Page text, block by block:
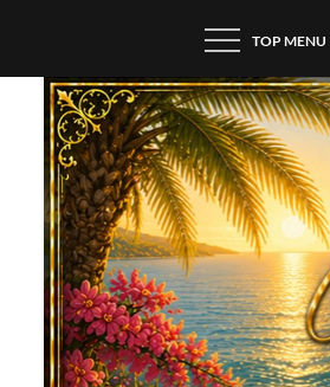
content
TOP MENU